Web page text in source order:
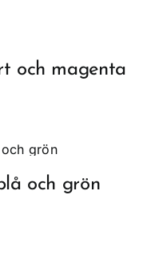
och magenta
och grön